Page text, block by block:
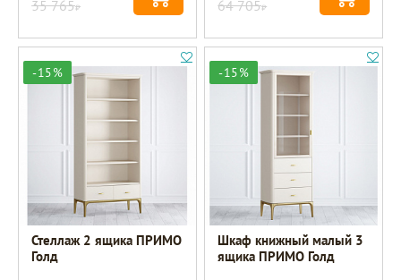
35 765Р 64 705Р
-15%
Стеллаж 2 ящика ПРИМО
Голд
-15%
Шкаф книжный малый 3
ящика ПРИМО Голд